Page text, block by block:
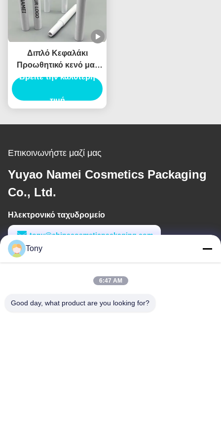
Διπλό Κεφαλάκι
Προωθητικό κενό ματ
κραγιόν επισημαντικό
ματιών κηλίδα μπογιά
Conta
Βρείτε την καλύτερη
τιμή
Επικοινωνήστε μαζί μας
Yuyao Namei Cosmetics Packaging
Co., Ltd.
Ηλεκτρονικό ταχυδρομείο
tony@chinacosmeticpackaging.com
Εργασιακό χρόνο
Tony
6:47 AM
Good day, what product are you looking for?